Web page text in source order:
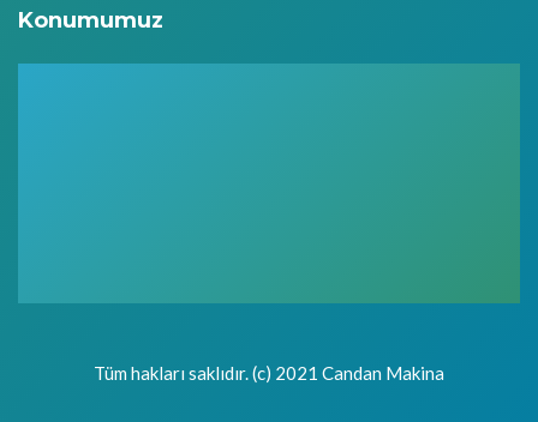
Konumumuz
Tüm hakları saklıdır. (c) 2021 Candan Makina